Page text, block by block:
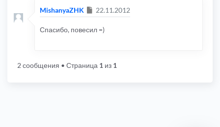
MishanyaZHK Сообщение
22.11.2012
Спасибо, повесил =)
2 сообщения • Страница 1 из 1